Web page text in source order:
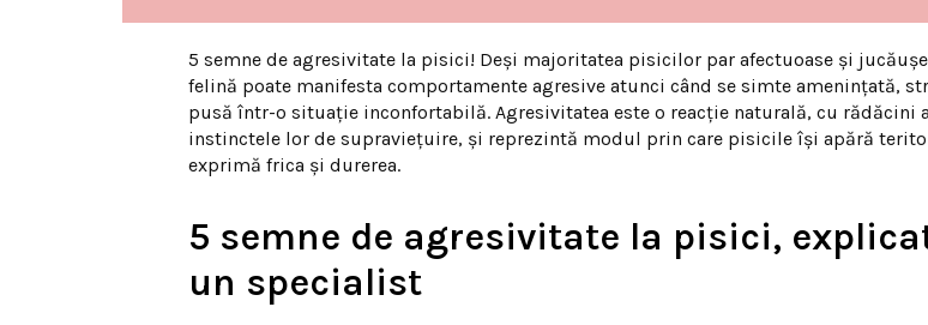
5 semne de agresivitate la pisici! Deși majoritatea pisicilor par afectuoase și
felină poate manifesta comportamente agresive atunci când se simte amenințată,
pusă într-o situație inconfortabilă. Agresivitatea este o reacție naturală, cu rădăcini
instinctele lor de supraviețuire, și reprezintă modul prin care pisicile își apără
exprimă frica și durerea.
5 semne de agresivitate la pisici,
un specialist